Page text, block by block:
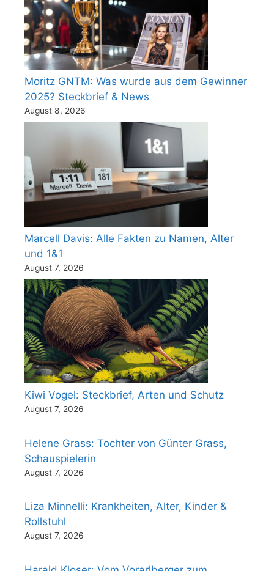
Moritz GNTM: Was wurde aus dem Gewinner
2025? Steckbrief & News
August 8, 2026
Marcell Davis: Alle Fakten zu Namen, Alter
und 1&1
August 7, 2026
Kiwi Vogel: Steckbrief, Arten und Schutz
August 7, 2026
Helene Grass: Tochter von Günter Grass,
Schauspielerin
August 7, 2026
Liza Minnelli: Krankheiten, Alter, Kinder &
Rollstuhl
August 7, 2026